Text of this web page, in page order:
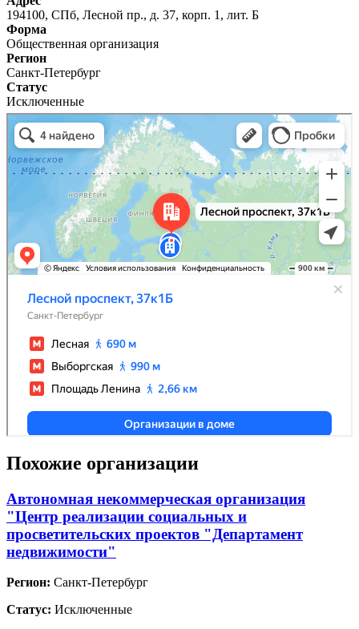
194100, СПб, Лесной пр., д. 37, корп. 1, лит. Б
Форма
Общественная организация
Регион
Санкт-Петербург
Статус
Исключенные
Похожие организации
Автономная некоммерческая организация
"Центр реализации социальных и
просветительских проектов "Департамент
недвижимости"
Регион: Санкт-Петербург
Статус: Исключенные